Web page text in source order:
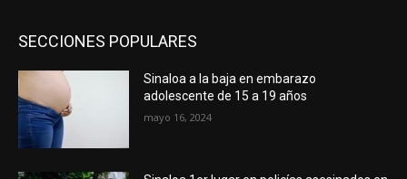
SECCIONES POPULARES
Sinaloa a la baja en embarazo
adolescente de 15 a 19 años
mayo 16, 2024